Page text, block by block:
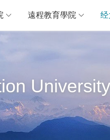
遠程教育學院 经